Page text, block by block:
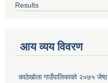
Results
आय व्यय विवरण
काठेखोला गाउँपालिकाको २०७५